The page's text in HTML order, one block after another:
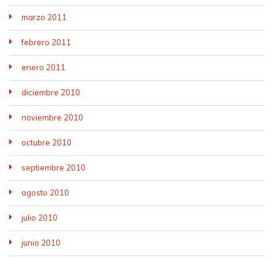
marzo 2011
febrero 2011
enero 2011
diciembre 2010
noviembre 2010
octubre 2010
septiembre 2010
agosto 2010
julio 2010
junio 2010